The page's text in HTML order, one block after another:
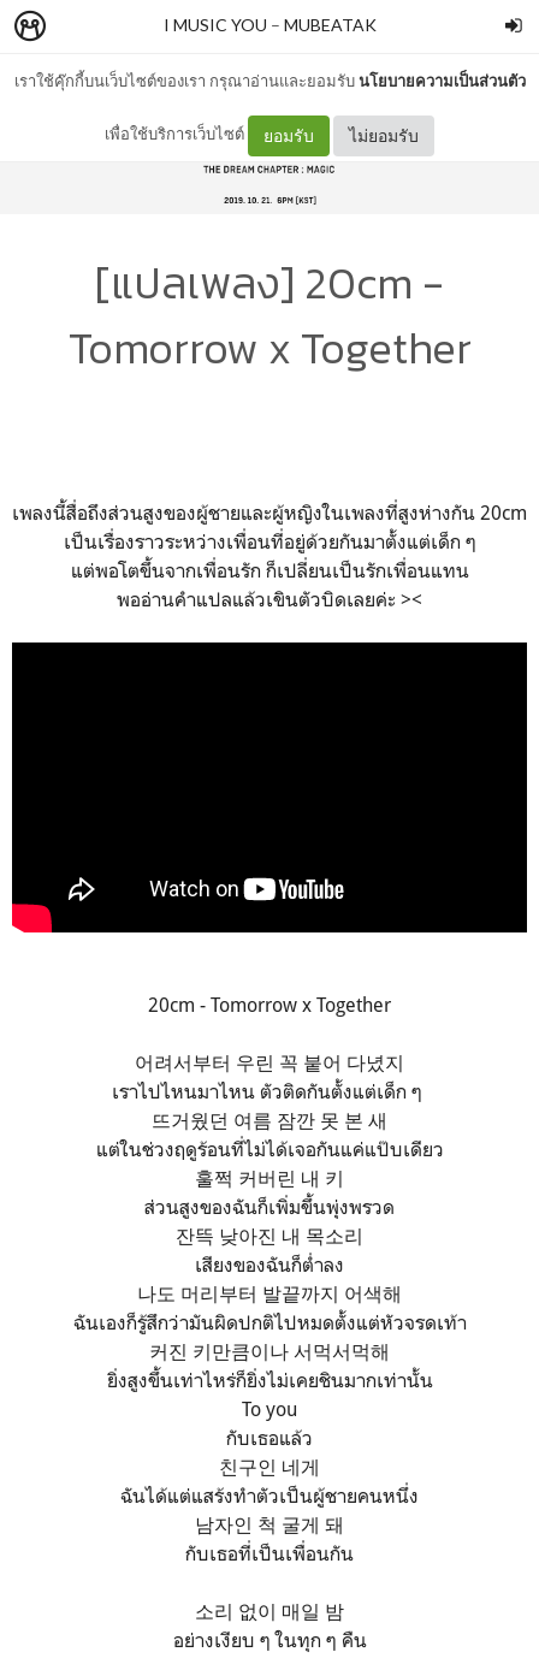
เราใช้คุ๊กกี้บนเว็บไซต์ของเรา กรุณาอ่านและยอมรับนโยบายความเป็นส่วนตัว
เพื่อใช้บริการเว็บไซต์ ยอมรับ ไม่ยอมรับ
I MUSIC YOU – MUBEATAK
[แปลเพลง] 20cm -
Tomorrow x Together
เพลงนี้สื่อถึงส่วนสูงของผู้ชายและผู้หญิงในเพลงที่สูงห่างกัน 20cm
เป็นเรื่องราวระหว่างเพื่อนที่อยู่ด้วยกันมาตั้งแต่เด็ก ๆ
แต่พอโตขึ้นจากเพื่อนรัก ก็เปลี่ยนเป็นรักเพื่อนแทน
พออ่านคำแปลแล้วเขินตัวบิดเลยค่ะ ><
20cm - Tomorrow x Together
어려서부터 우린 꼭 붙어 다녔지
เราไปไหนมาไหน ตัวติดกันตั้งแต่เด็ก ๆ
뜨거웠던 여름 잠깐 못 본 새
แต่ในช่วงฤดูร้อนที่ไม่ได้เจอกันแค่แป๊บเดียว
훌쩍 커버린 내 키
ส่วนสูงของฉันก็เพิ่มขึ้นพุ่งพรวด
잔뜩 낮아진 내 목소리
เสียงของฉันก็ต่ำลง
나도 머리부터 발끝까지 어색해
ฉันเองก็รู้สึกว่ามันผิดปกติไปหมดตั้งแต่หัวจรดเท้า
커진 키만큼이나 서먹서먹해
ยิ่งสูงขึ้นเท่าไหร่ก็ยิ่งไม่เคยชินมากเท่านั้น
To you
กับเธอแล้ว
친구인 네게
ฉันได้แต่แสร้งทำตัวเป็นผู้ชายคนหนึ่ง
남자인 척 굴게 돼
กับเธอที่เป็นเพื่อนกัน
소리 없이 매일 밤
อย่างเงียบ ๆ ในทุก ๆ คืน